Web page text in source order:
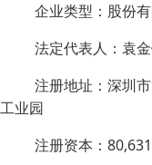
企业类型：股份
法定代表人：袁
注册地址：深圳
工业园
注册资本：